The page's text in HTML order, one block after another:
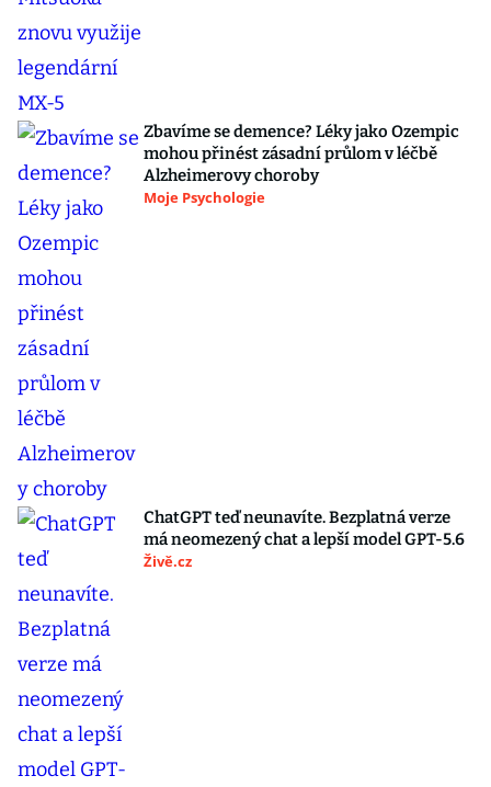
Zbavíme se demence? Léky jako Ozempic
mohou přinést zásadní průlom v léčbě
Alzheimerovy choroby
Moje Psychologie
ChatGPT teď neunavíte. Bezplatná verze
má neomezený chat a lepší model GPT-5.6
Živě.cz